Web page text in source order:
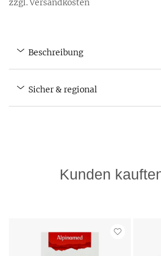
zzgl. Versandkosten
Beschreibung
Sicher & regional
Kunden